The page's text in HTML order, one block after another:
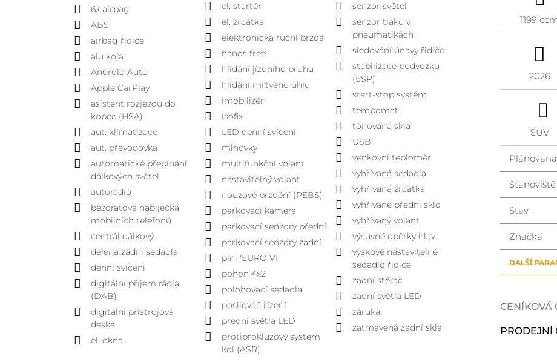
1199
2026
SUV
Stanoviště
Stav
Značka
DALŠÍ
CENÍKOVÁ
PRODEJNÍ
6x airbag
ABS
airbag řidiče
alu kola
Android Auto
Apple CarPlay
asistent rozjezdu do
kopce (HSA)
aut. klimatizace
aut. převodovka
automatické přepínání
dálkových světel
autorádio
bezdrátová nabíječka
mobilních telefonů
centrál dálkový
dělená zadní sedadla
denní svícení
digitální příjem rádia
(DAB)
digitální přístrojová
deska
el. okna
el. startér
el. zrcátka
elektronická ruční brzda
hands free
hlídání jízdního pruhu
hlídání mrtvého úhlu
imobilizér
isofix
LED denní svícení
mlhovky
multifunkční volant
nastavitelný volant
nouzové brzdění (PEBS)
parkovací kamera
parkovací senzory přední
parkovací senzory zadní
plní 'EURO VI'
pohon 4x2
polohovací sedadla
posilovač řízení
přední světla LED
protiprokluzový systém
kol (ASR)
senzor světel
senzor tlaku v
pneumatikách
sledování únavy řidiče
stabilizace podvozku
(ESP)
start-stop systém
tempomat
tónovaná skla
USB
venkovní teploměr
vyhřívaná sedadla
vyhřívaná zrcátka
vyhřívané přední sklo
vyhřívaný volant
výsuvné opěrky hlav
výškově nastavitelné
sedadlo řidiče
zadní stěrač
zadní světla LED
záruka
zatmavená zadní skla